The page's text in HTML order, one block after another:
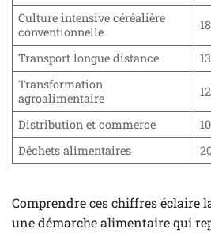
Culture intensive céréalière
conventionnelle
Transport longue distance
Transformation
agroalimentaire
Distribution et commerce
Déchets alimentaires
Comprendre ces chiffres éclaire
une démarche alimentaire qui